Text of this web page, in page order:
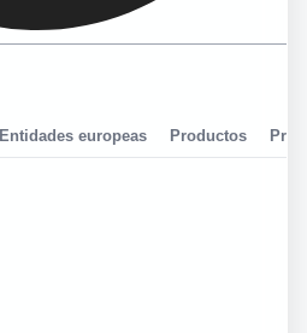
Entidades europeas Productos